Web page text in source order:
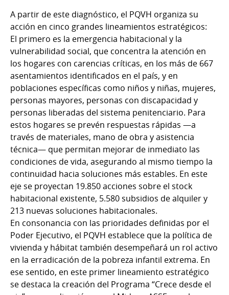
A partir de este diagnóstico, el PQVH organiza su
acción en cinco grandes lineamientos estratégicos:
El primero es la emergencia habitacional y la
vulnerabilidad social, que concentra la atención en
los hogares con carencias críticas, en los más de 667
asentamientos identificados en el país, y en
poblaciones específicas como niños y niñas, mujeres,
personas mayores, personas con discapacidad y
personas liberadas del sistema penitenciario. Para
estos hogares se prevén respuestas rápidas —a
través de materiales, mano de obra y asistencia
técnica— que permitan mejorar de inmediato las
condiciones de vida, asegurando al mismo tiempo la
continuidad hacia soluciones más estables. En este
eje se proyectan 19.850 acciones sobre el stock
habitacional existente, 5.580 subsidios de alquiler y
213 nuevas soluciones habitacionales.
En consonancia con las prioridades definidas por el
Poder Ejecutivo, el PQVH establece que la política de
vivienda y hábitat también desempeñará un rol activo
en la erradicación de la pobreza infantil extrema. En
ese sentido, en este primer lineamiento estratégico
se destaca la creación del Programa “Crece desde el